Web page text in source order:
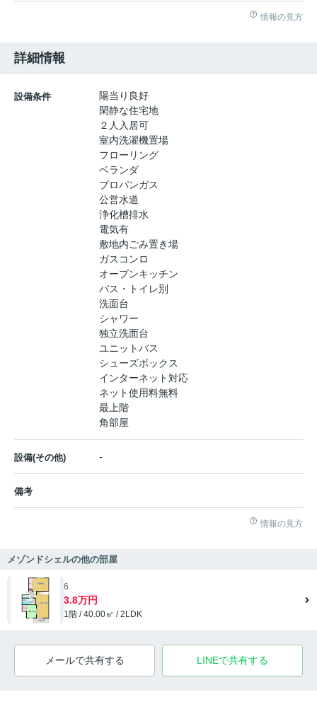
情報の見方
詳細情報
設備条件
陽当り良好
閑静な住宅地
２人入居可
室内洗濯機置場
フローリング
ベランダ
プロパンガス
公営水道
浄化槽排水
電気有
敷地内ごみ置き場
ガスコンロ
オープンキッチン
バス・トイレ別
洗面台
シャワー
独立洗面台
ユニットバス
シューズボックス
インターネット対応
ネット使用料無料
最上階
角部屋
設備(その他) -
備考
情報の見方
メゾンドシェルの他の部屋
6
3.8万円
1階 / 40.00㎡ / 2LDK
メールで共有する LINEで共有する